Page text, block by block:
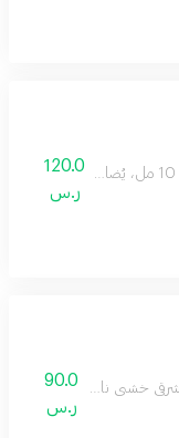
120.0
ر.س
90.0
ر.س